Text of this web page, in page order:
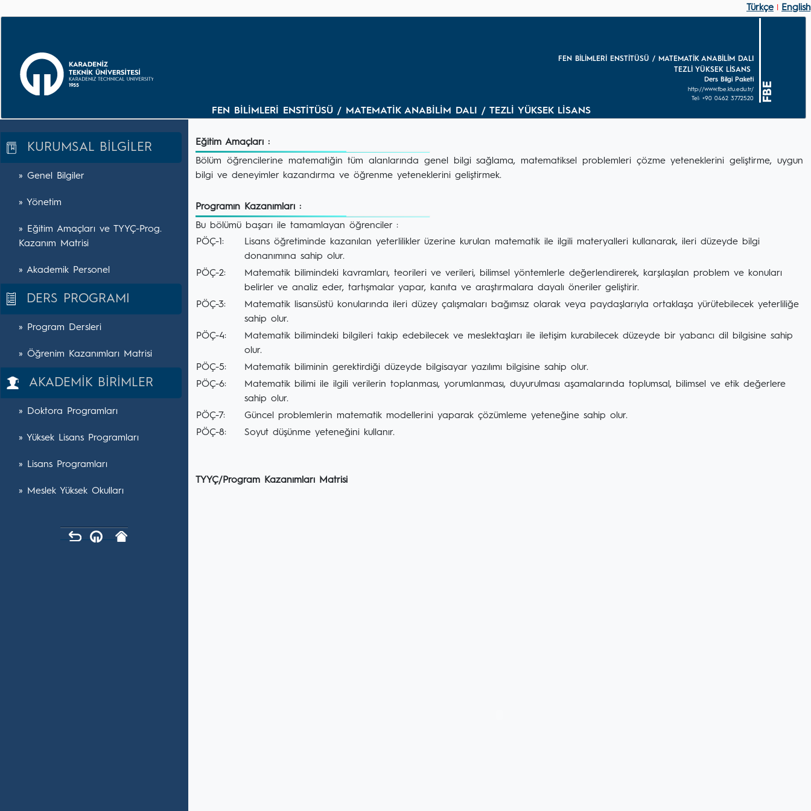
Türkçe English
FEN BİLİMLERİ ENSTİTÜSÜ / MATEMATİK ANABİLİM DALI
TEZLİ YÜKSEK LİSANS
Ders Bilgi Paketi
http://www.fbe.ktu.edu.tr/
Tel: +90 0462 3772520
FBE
FEN BİLİMLERİ ENSTİTÜSÜ / MATEMATİK ANABİLİM DALI / TEZLİ YÜKSEK LİSANS
KURUMSAL BİLGİLER
» Genel Bilgiler
» Yönetim
» Eğitim Amaçları ve TYYÇ-Prog.
Kazanım Matrisi
» Akademik Personel
DERS PROGRAMI
» Program Dersleri
» Öğrenim Kazanımları Matrisi
AKADEMİK BİRİMLER
» Doktora Programları
» Yüksek Lisans Programları
» Lisans Programları
» Meslek Yüksek Okulları
Eğitim Amaçları :
Bölüm öğrencilerine matematiğin tüm alanlarında genel bilgi sağlama, matematiksel problemleri çözme yeteneklerini geliştirme, uygun
bilgi ve deneyimler kazandırma ve öğrenme yeteneklerini geliştirmek.
Programın Kazanımları :
Bu bölümü başarı ile tamamlayan öğrenciler :
PÖÇ-1:
Lisans öğretiminde kazanılan yeterlilikler üzerine kurulan matematik ile ilgili materyalleri kullanarak, ileri düzeyde bilgi
donanımına sahip olur.
PÖÇ-2:
Matematik bilimindeki kavramları, teorileri ve verileri, bilimsel yöntemlerle değerlendirerek, karşılaşılan problem ve konuları
belirler ve analiz eder, tartışmalar yapar, kanıta ve araştırmalara dayalı öneriler geliştirir.
PÖÇ-3:
Matematik lisansüstü konularında ileri düzey çalışmaları bağımsız olarak veya paydaşlarıyla ortaklaşa yürütebilecek yeterliliğe
sahip olur.
PÖÇ-4:
Matematik bilimindeki bilgileri takip edebilecek ve meslektaşları ile iletişim kurabilecek düzeyde bir yabancı dil bilgisine sahip
olur.
PÖÇ-5:
Matematik biliminin gerektirdiği düzeyde bilgisayar yazılımı bilgisine sahip olur.
PÖÇ-6:
Matematik bilimi ile ilgili verilerin toplanması, yorumlanması, duyurulması aşamalarında toplumsal, bilimsel ve etik değerlere
sahip olur.
PÖÇ-7:
Güncel problemlerin matematik modellerini yaparak çözümleme yeteneğine sahip olur.
PÖÇ-8:
Soyut düşünme yeteneğini kullanır.
TYYÇ/Program Kazanımları Matrisi